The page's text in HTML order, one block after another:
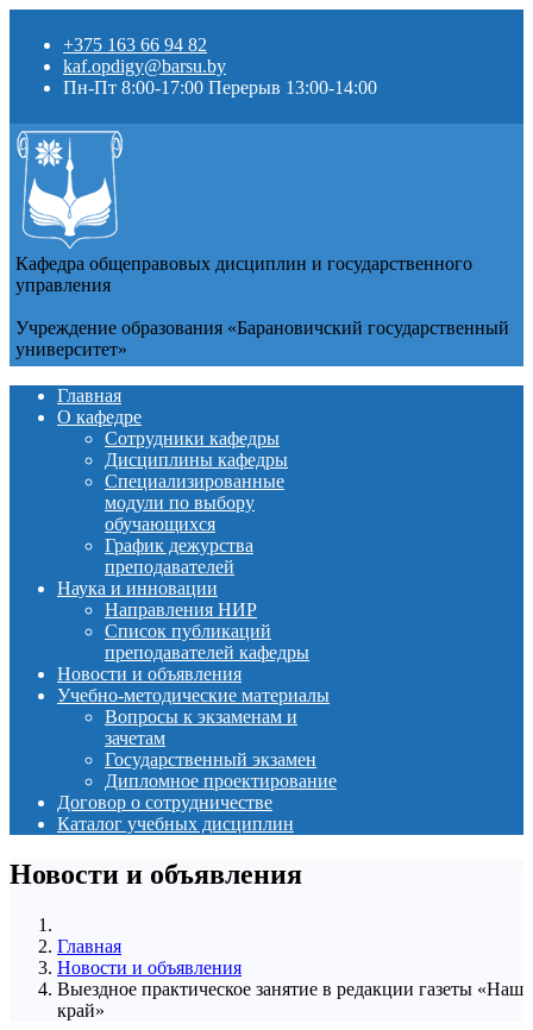
+375 163 66 94 82
kaf.opdigy@barsu.by
Пн-Пт 8:00-17:00 Перерыв 13:00-14:00
Кафедра общеправовых дисциплин и государственного
управления
Учреждение образования «Барановичский государственный
университет»
Главная
О кафедре
Сотрудники кафедры
Дисциплины кафедры
Специализированные
модули по выбору
обучающихся
График дежурства
преподавателей
Наука и инновации
Направления НИР
Список публикаций
преподавателей кафедры
Новости и объявления
Учебно-методические материалы
Вопросы к экзаменам и
зачетам
Государственный экзамен
Дипломное проектирование
Договор о сотрудничестве
Каталог учебных дисциплин
Новости и объявления
Главная
Новости и объявления
Выездное практическое занятие в редакции газеты «Наш
край»